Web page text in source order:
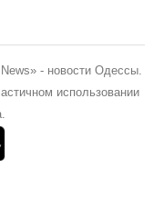
- новости Одессы.
использовании